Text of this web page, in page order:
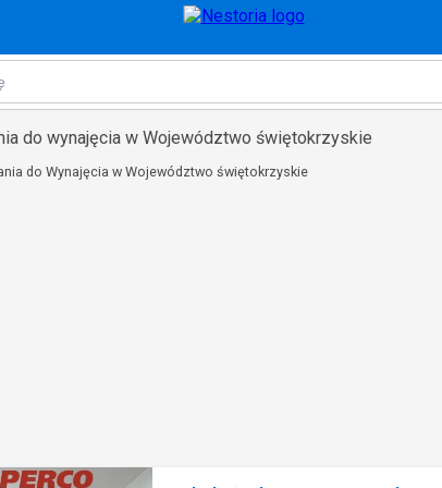
do wynajęcia w Województwo świętokrzyskie
do Wynajęcia w Województwo świętokrzyskie